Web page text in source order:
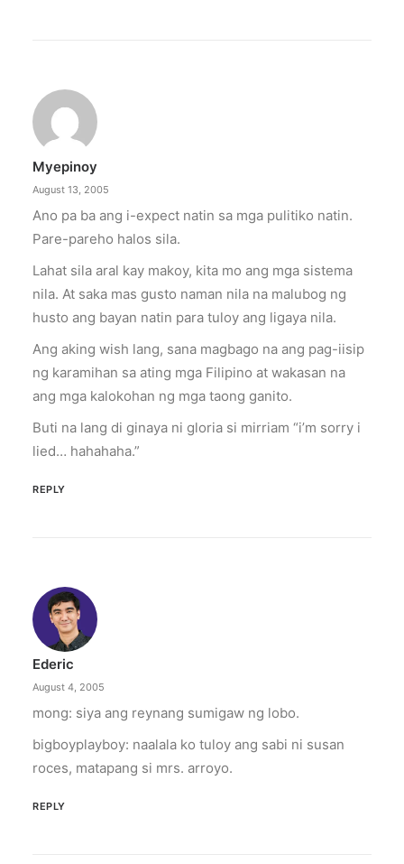
Myepinoy
August 13, 2005
Ano pa ba ang i-expect natin sa mga pulitiko natin.
Pare-pareho halos sila.
Lahat sila aral kay makoy, kita mo ang mga sistema
nila. At saka mas gusto naman nila na malubog ng
husto ang bayan natin para tuloy ang ligaya nila.
Ang aking wish lang, sana magbago na ang pag-iisip
ng karamihan sa ating mga Filipino at wakasan na
ang mga kalokohan ng mga taong ganito.
Buti na lang di ginaya ni gloria si mirriam “i’m sorry i
lied… hahahaha.”
REPLY
Ederic
August 4, 2005
mong: siya ang reynang sumigaw ng lobo.
bigboyplayboy: naalala ko tuloy ang sabi ni susan
roces, matapang si mrs. arroyo.
REPLY